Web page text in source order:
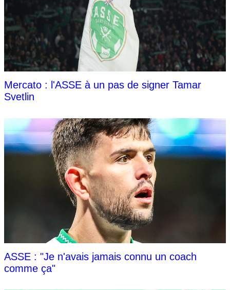
Mercato : l'ASSE à un pas de signer Tamar
Svetlin
ASSE : "Je n'avais jamais connu un coach
comme ça"